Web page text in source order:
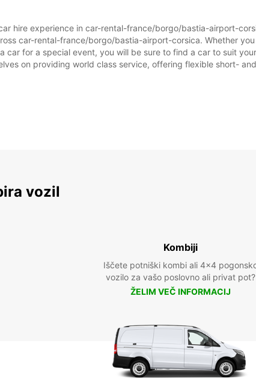
hire experience in car-rental-france/borgo/bastia-airport-
car-rental-france/borgo/bastia-airport-corsica. Whether
for a special event, you will be sure to find a car to suit
on providing world class service, offering flexible short-
vozil
Kombiji
Iščete potniški kombi ali 4x4
vozilo za vašo poslovno ali privat pot?
ŽELIM VEČ INFORMACIJ